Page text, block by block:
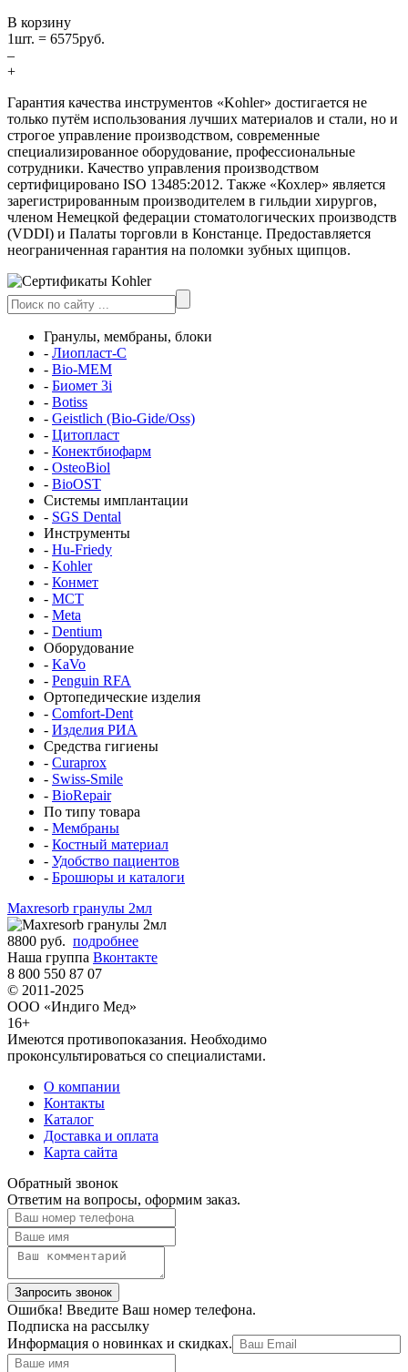
В корзину
1шт. = 6575руб.
–
+
Гарантия качества инструментов «Kohler» достигается не
только путём использования лучших материалов и стали, но и
строгое управление производством, современные
специализированное оборудование, профессиональные
сотрудники. Качество управления производством
сертифицировано ISO 13485:2012. Также «Кохлер» является
зарегистрированным производителем в гильдии хирургов,
членом Немецкой федерации стоматологических производств
(VDDI) и Палаты торговли в Констанце. Предоставляется
неограниченная гарантия на поломки зубных щипцов.
Гранулы, мембраны, блоки
- Лиопласт-С
- Bio-MEM
- Биомет 3i
- Botiss
- Geistlich (Bio-Gide/Oss)
- Цитопласт
- Конектбиофарм
- OsteoBiol
- BioOST
Системы имплантации
- SGS Dental
Инструменты
- Hu-Friedy
- Kohler
- Конмет
- MCT
- Meta
- Dentium
Оборудование
- KaVo
- Penguin RFA
Ортопедические изделия
- Comfort-Dent
- Изделия РИА
Средства гигиены
- Curaprox
- Swiss-Smile
- BioRepair
По типу товара
- Мембраны
- Костный материал
- Удобство пациентов
- Брошюры и каталоги
Maxresorb гранулы 2мл
8800 руб. подробнее
Наша группа Вконтакте
8 800 550 87 07
© 2011-2025
ООО «Индиго Мед»
16+
Имеются противопоказания. Необходимо
проконсультироваться со специалистами.
О компании
Контакты
Каталог
Доставка и оплата
Карта сайта
Обратный звонок
Ответим на вопросы, оформим заказ.
Ошибка! Введите Ваш номер телефона.
Подписка на рассылку
Информация о новинках и скидках.